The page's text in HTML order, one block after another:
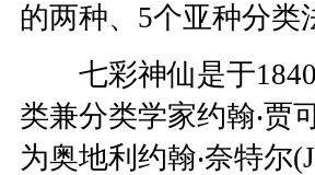
的两种、5个亚种分类
七彩神仙是于1840
类兼分类学家约翰‧贾
为奥地利约翰‧奈特尔